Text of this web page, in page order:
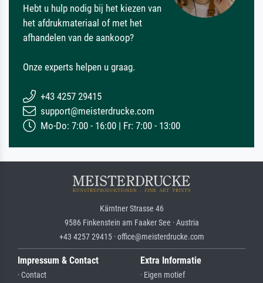
Hebt u hulp nodig bij het kiezen van
het afdrukmateriaal of met het
afhandelen van de aankoop?
Onze experts helpen u graag.
+43 4257 29415
support@meisterdrucke.com
Mo-Do: 7:00 - 16:00 | Fr: 7:00 - 13:00
Kärntner Strasse 46
9586 Finkenstein am Faaker See · Austria
+43 4257 29415 · office@meisterdrucke.com
Impressum & Contact
· Contact
Extra Informatie
· Eigen motief